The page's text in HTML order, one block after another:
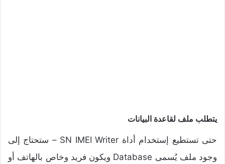
يتطلب ملف لقاعدة البيانات
حتى تستطيع إستخدام أداة SN IMEI Writer – ستحتاج إلى
وجود ملف يُسمى Database ويكون فريد وخاص بالهاتف أو